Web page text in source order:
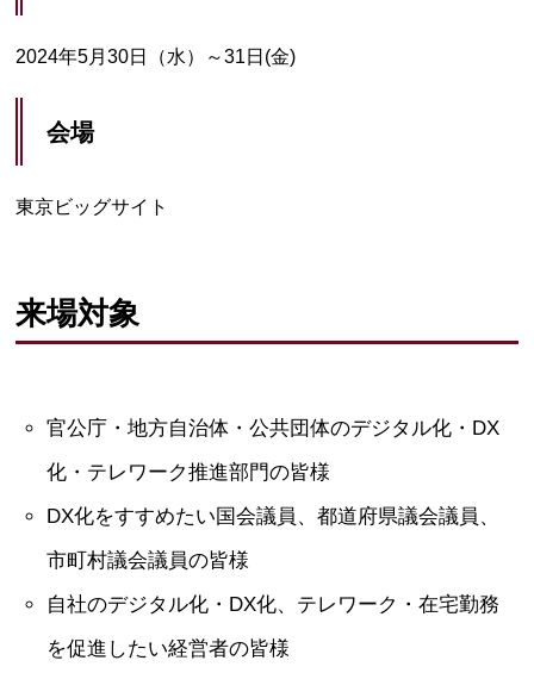
2024年5月30日（水）～31日(金)
会場
東京ビッグサイト
来場対象
官公庁・地方自治体・公共団体のデジタル化・DX
化・テレワーク推進部門の皆様
DX化をすすめたい国会議員、都道府県議会議員、
市町村議会議員の皆様
自社のデジタル化・DX化、テレワーク・在宅勤務
を促進したい経営者の皆様